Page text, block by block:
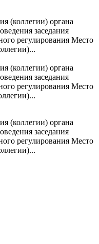
(коллегии) органа
заседания
регулирования Место
(коллегии) органа
заседания
регулирования Место
(коллегии) органа
заседания
регулирования Место